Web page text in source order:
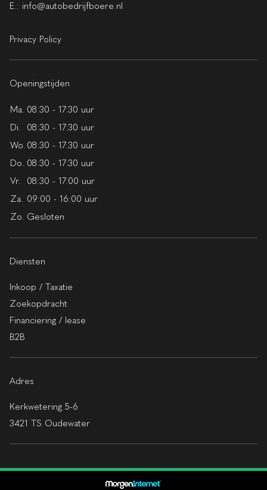
E.: info@autobedrijfboere.nl
Privacy Policy
Openingstijden
Ma. 08:30 - 17:30 uur
Di.
08:30 - 17:30 uur
Wo. 08:30 - 17:30 uur
Do. 08:30 - 17:30 uur
Vr.
08:30 - 17:00 uur
Za. 09:00 - 16:00 uur
Zo. Gesloten
Diensten
Inkoop / Taxatie
Zoekopdracht
Financiering / lease
B2B
Adres
Kerkwetering 5-6
3421 TS Oudewater